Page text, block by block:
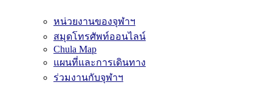
หน่วยงานของจุฬาฯ
สมุดโทรศัพท์ออนไลน์
Chula Map
แผนที่และการเดินทาง
ร่วมงานกับจุฬาฯ